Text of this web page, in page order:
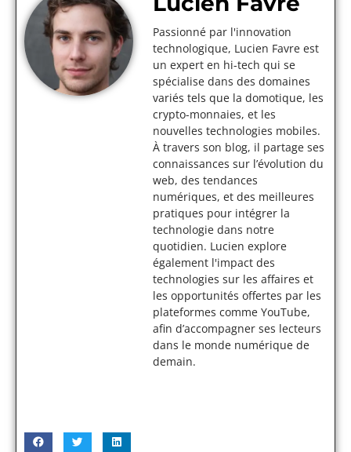
Passionné par l'innovation
technologique, Lucien Favre est
un expert en hi-tech qui se
spécialise dans des domaines
variés tels que la domotique, les
crypto-monnaies, et les
nouvelles technologies mobiles.
À travers son blog, il partage ses
connaissances sur l’évolution du
web, des tendances
numériques, et des meilleures
pratiques pour intégrer la
technologie dans notre
quotidien. Lucien explore
également l'impact des
technologies sur les affaires et
les opportunités offertes par les
plateformes comme YouTube,
afin d’accompagner ses lecteurs
dans le monde numérique de
demain.